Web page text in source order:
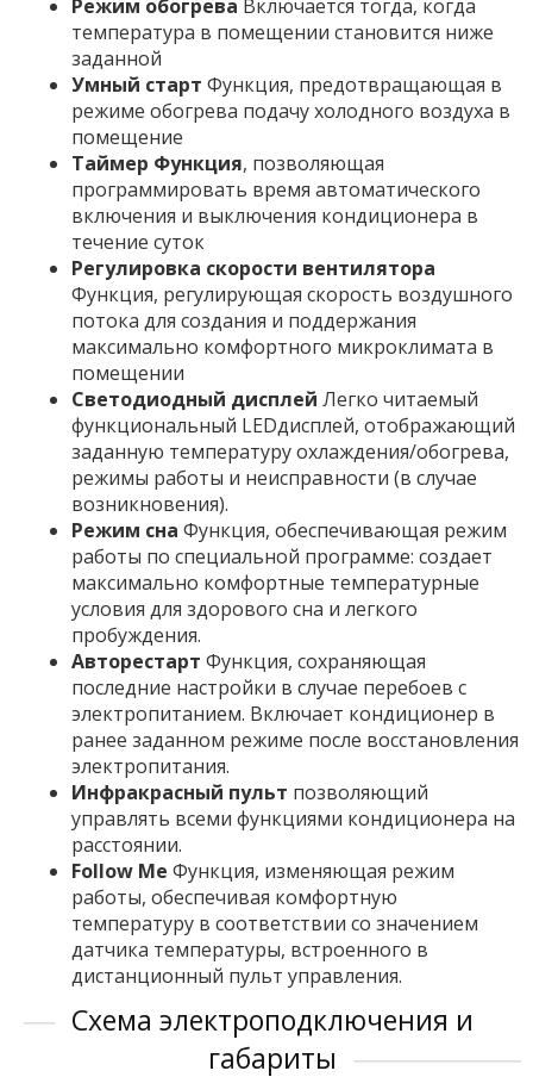
Режим обогрева Включается тогда, когда
температура в помещении становится ниже
заданной
Умный старт Функция, предотвращающая в
режиме обогрева подачу холодного воздуха в
помещение
Таймер Функция, позволяющая
программировать время автоматического
включения и выключения кондиционера в
течение суток
Регулировка скорости вентилятора
Функция, регулирующая скорость воздушного
потока для создания и поддержания
максимально комфортного микроклимата в
помещении
Светодиодный дисплей Легко читаемый
функциональный LEDдисплей, отображающий
заданную температуру охлаждения/обогрева,
режимы работы и неисправности (в случае
возникновения).
Режим сна Функция, обеспечивающая режим
работы по специальной программе: создает
максимально комфортные температурные
условия для здорового сна и легкого
пробуждения.
Авторестарт Функция, сохраняющая
последние настройки в случае перебоев с
электропитанием. Включает кондиционер в
ранее заданном режиме после восстановления
электропитания.
Инфракрасный пульт позволяющий
управлять всеми функциями кондиционера на
расстоянии.
Follow Me Функция, изменяющая режим
работы, обеспечивая комфортную
температуру в соответствии со значением
датчика температуры, встроенного в
дистанционный пульт управления.
Схема электроподключения и
габариты